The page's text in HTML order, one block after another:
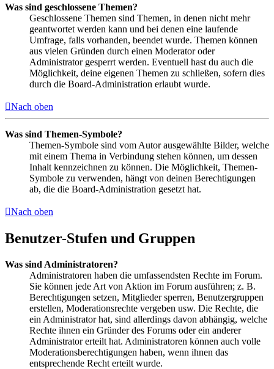
Was sind geschlossene Themen?
Geschlossene Themen sind Themen, in denen nicht mehr
geantwortet werden kann und bei denen eine laufende
Umfrage, falls vorhanden, beendet wurde. Themen können
aus vielen Gründen durch einen Moderator oder
Administrator gesperrt werden. Eventuell hast du auch die
Möglichkeit, deine eigenen Themen zu schließen, sofern dies
durch die Board-Administration erlaubt wurde.
Nach oben
Was sind Themen-Symbole?
Themen-Symbole sind vom Autor ausgewählte Bilder, welche
mit einem Thema in Verbindung stehen können, um dessen
Inhalt kennzeichnen zu können. Die Möglichkeit, Themen-
Symbole zu verwenden, hängt von deinen Berechtigungen
ab, die die Board-Administration gesetzt hat.
Nach oben
Benutzer-Stufen und Gruppen
Was sind Administratoren?
Administratoren haben die umfassendsten Rechte im Forum.
Sie können jede Art von Aktion im Forum ausführen; z. B.
Berechtigungen setzen, Mitglieder sperren, Benutzergruppen
erstellen, Moderationsrechte vergeben usw. Die Rechte, die
ein Administrator hat, sind allerdings davon abhängig, welche
Rechte ihnen ein Gründer des Forums oder ein anderer
Administrator erteilt hat. Administratoren können auch volle
Moderationsberechtigungen haben, wenn ihnen das
entsprechende Recht erteilt wurde.